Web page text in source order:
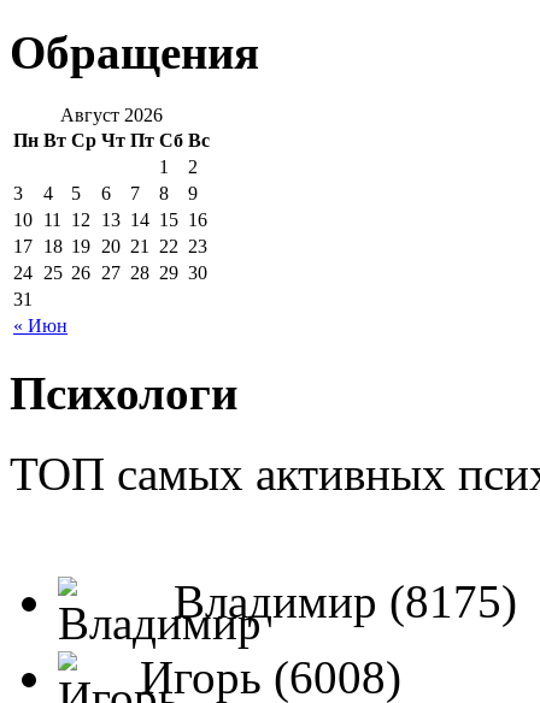
Обращения
Август 2026
Пн Вт Ср Чт Пт Сб Вс
« Июн
1
2
3
4 5 6 7 8
9
10 11 12 13 14 15 16
17 18 19 20 21 22 23
24 25 26 27 28 29 30
31
Психологи
ТОП самых активных
Владимир (8175)
Игорь (6008)